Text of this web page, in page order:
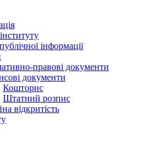
інформації
правові документи
документи
Кошторис
Штатний розпис
відкритість